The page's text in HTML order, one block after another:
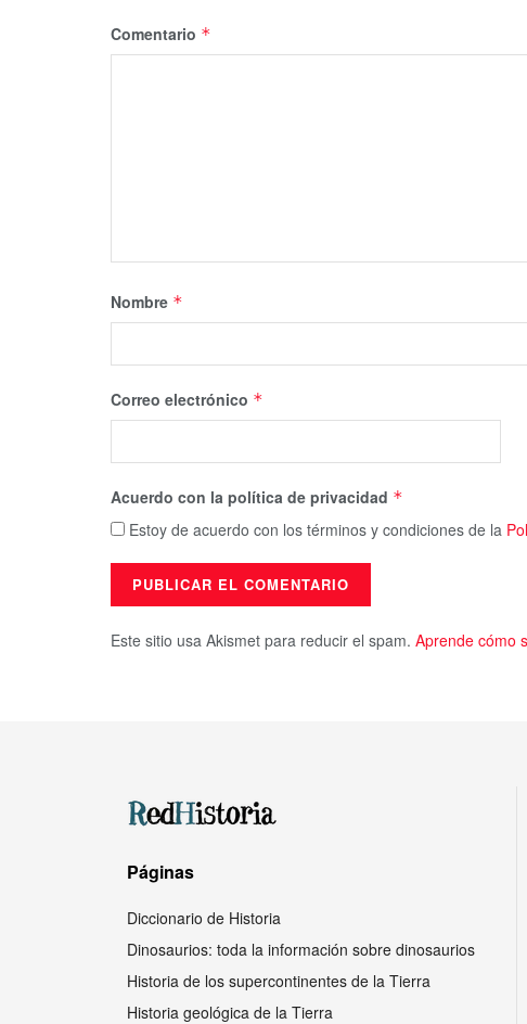
Comentario *
Nombre *
Correo electrónico *
Acuerdo con la política de privacidad *
Estoy de acuerdo con los términos y condiciones de la
Este sitio usa Akismet para reducir el spam. Aprende cómo
Páginas
Diccionario de Historia
Dinosaurios: toda la información sobre dinosaurios
Historia de los supercontinentes de la Tierra
Historia geológica de la Tierra